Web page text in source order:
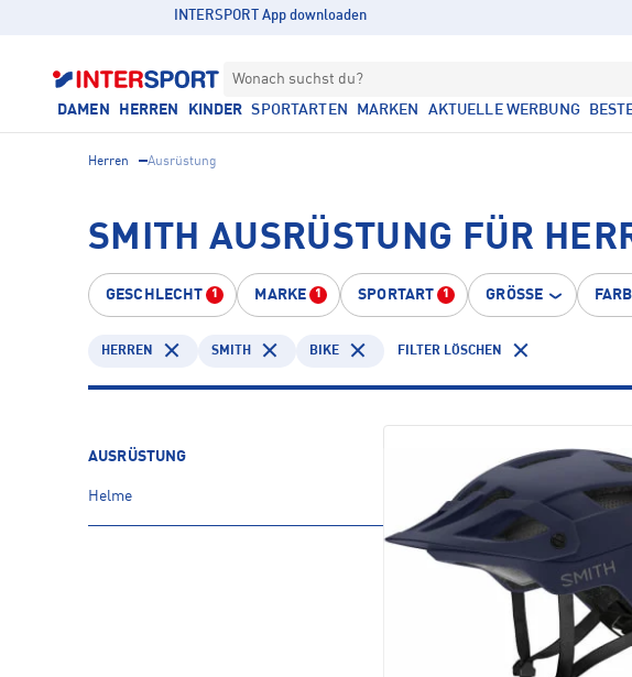
INTERSPORT App downloaden
Wonach suchst du?
DAMEN HERREN KINDER SPORTARTEN MARKEN AKTUELLE WERBUNG
Herren Ausrüstung
SMITH AUSRÜSTUNG FÜR
GESCHLECHT 1 MARKE 1 SPORTART 1 GRÖSSE
HERREN SMITH BIKE FILTER LÖSCHEN
AUSRÜSTUNG
Helme